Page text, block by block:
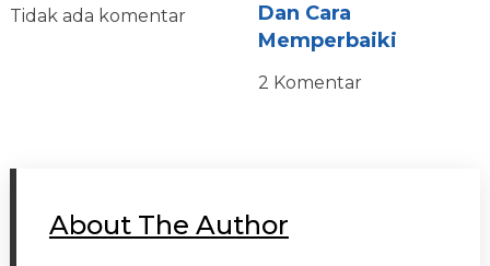
Tidak ada komentar
Dan Cara
Memperbaiki
2 Komentar
About The Author